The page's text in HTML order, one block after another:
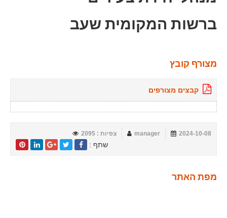
ברשות המקומית שעב
מצורף קובץ
קבצים מצורפים
2024-10-08
manager צפיות : 2095
שתף :
מפת האתר